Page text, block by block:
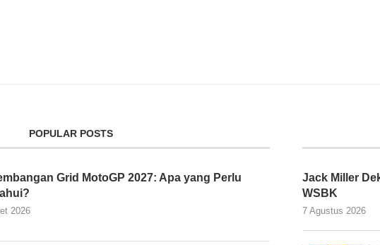
POPULAR POSTS
Grid MotoGP 2027: Apa yang Perlu
2026
Jack Miller
WSBK
7 Agustus 2026